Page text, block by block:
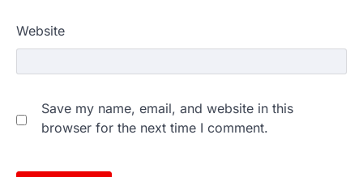
Website
Save my name, email, and website in this
browser for the next time I comment.